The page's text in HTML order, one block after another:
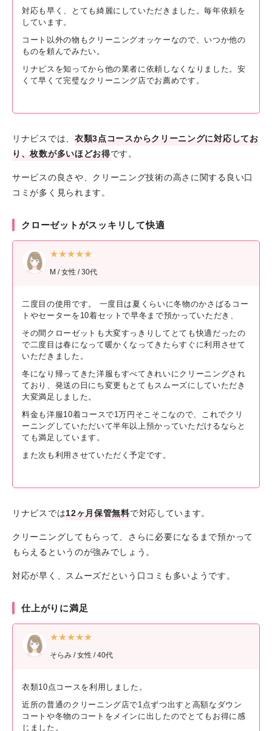
対応も早く、とても綺麗にしていただきました。毎年依頼を
しています。
コート以外の物もクリーニングオッケーなので、いつか他の
ものを頼んでみたい。
リナビスを知ってから他の業者に依頼しなくなりました。安
くて早くて完璧なクリーニング店でお薦めです。
リナビスでは、 衣類3点コースからクリーニングに対応してお
り、枚数が多いほどお得です。
サービスの良さや、クリーニング技術の高さに関する良い口
コミが多く見られます。
クローゼットがスッキリして快適
★★★★★
M / 女性 / 30代
二度目の使用です。 一度目は夏くらいに冬物のかさばるコー
トやセーターを10着セットで早冬まで預かっていただき、
その間クローゼットも大変すっきりしてとても快適だったの
で二度目は春になって暖かくなってきたらすぐに利用させて
いただきました。
冬になり帰ってきた洋服もすべてきれいにクリーニングされ
ており、発送の日にち変更もとてもスムーズにしていただき
大変満足しました。
料金も洋服10着コースで1万円そこそこなので、これでクリ
ーニングしていただいて半年以上預かっていただけるならと
ても満足しています。
また次も利用させていただく予定です。
リナビスでは12ヶ月保管無料で対応しています。
クリーニングしてもらって、さらに必要になるまで預かって
もらえるというのが強みでしょう。
対応が早く、スムーズだという口コミも多いようです。
仕上がりに満足
★★★★★
そらみ / 女性 / 40代
衣類10点コースを利用しました。
近所の普通のクリーニング店で1点ずつ出すと高額なダウン
コートや冬物のコートをメインに出したのでとてもお得に感
じました。